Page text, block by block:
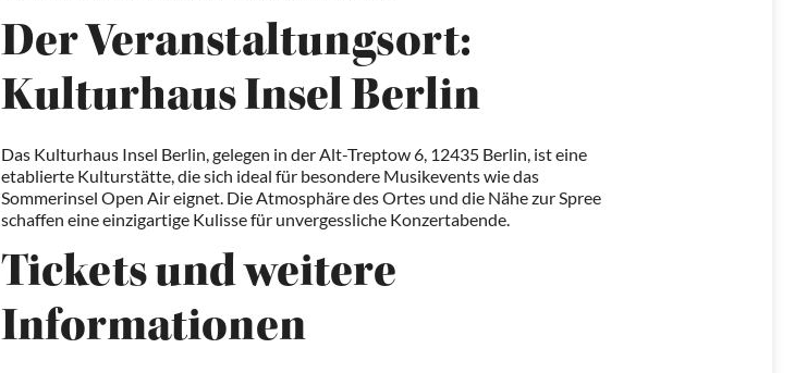
Der Veranstaltungsort:
Kulturhaus Insel Berlin
Das Kulturhaus Insel Berlin, gelegen in der Alt-Treptow 6, 12435 Berlin, ist eine
etablierte Kulturstätte, die sich ideal für besondere Musikevents wie das
Sommerinsel Open Air eignet. Die Atmosphäre des Ortes und die Nähe zur Spree
schaffen eine einzigartige Kulisse für unvergessliche Konzertabende.
Tickets und weitere
Informationen